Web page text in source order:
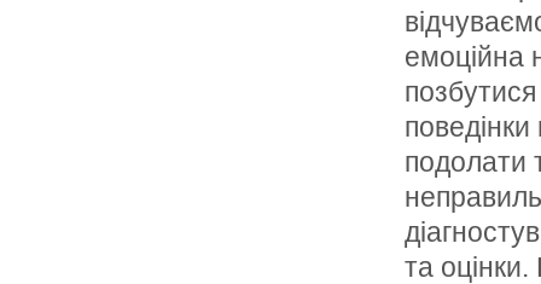
емоційна
подолати
та